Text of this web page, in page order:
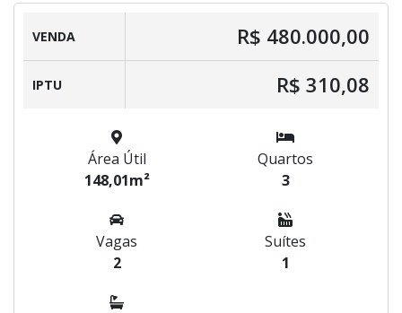
VENDA R$ 480.000,00
IPTU R$ 310,08
Área Útil
148,01m²
Quartos
3
Vagas
2
Suítes
1